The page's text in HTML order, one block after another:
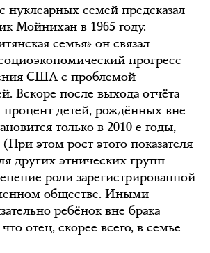
нуклеарных семей предсказал
Мойнихан в 1965 году.
семья» он связал
прогресс
США с проблемой
Вскоре после выхода отчёта
процент детей, рождённых вне
только в 2010-е годы,
этом рост этого показателя
других этнических групп
роли зарегистрированной
обществе. Иными
ребёнок вне брака
отец, скорее всего, в семье